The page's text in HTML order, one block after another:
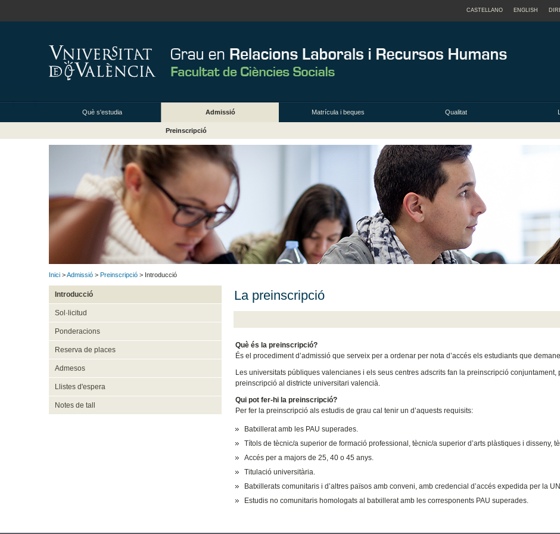
CASTELLANO ENGLISH
Què s'estudia Admissió Matrícula i beques Qualitat
Preinscripció
Inici >Admissió > Preinscripció > Introducció
Introducció
Sol·licitud
Ponderacions
Reserva de places
Admesos
Llistes d'espera
Notes de tall
La preinscripció
Què és la preinscripció?
És el procediment d’admissió que serveix per a ordenar per nota d’accés els estudiants que
Les universitats públiques valencianes i els seus centres adscrits fan la preinscripció
preinscripció al districte universitari valencià.
Qui pot fer-hi la preinscripció?
Per fer la preinscripció als estudis de grau cal tenir un d’aquests requisits:
Batxillerat amb les PAU superades.
Títols de tècnic/a superior de formació professional, tècnic/a superior d’arts plàstiques i disseny,
Accés per a majors de 25, 40 o 45 anys.
Titulació universitària.
Batxillerats comunitaris i d’altres països amb conveni, amb credencial d’accés expedida per la
Estudis no comunitaris homologats al batxillerat amb les corresponents PAU superades.